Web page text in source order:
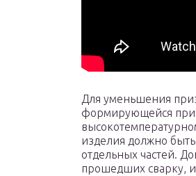
Для уменьшения
формирующейся при
изделия должно
отдельных частей.
прошедших сварку,